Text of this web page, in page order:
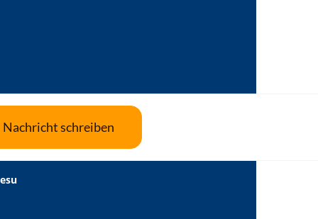
Nachricht schreiben